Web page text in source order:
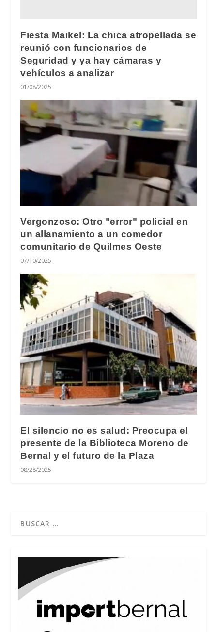
Fiesta Maikel: La chica atropellada se
reunió con funcionarios de
Seguridad y ya hay cámaras y
vehículos a analizar
01/08/2025
Vergonzoso: Otro "error" policial en
un allanamiento a un comedor
comunitario de Quilmes Oeste
07/10/2025
El silencio no es salud: Preocupa el
presente de la Biblioteca Moreno de
Bernal y el futuro de la Plaza
08/28/2025